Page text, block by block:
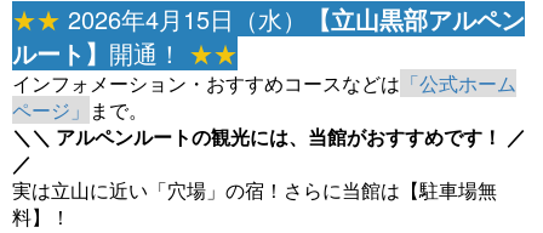
★★ 2026年4月15日（水）
【立山黒部アルペン
ルート】 開通！ ★★
インフォメーション・おすすめコースなどは 「公式ホーム
ページ」 まで。
＼＼ アルペンルートの観光には、当館がおすすめです！ ／
／
実は立山に近い「穴場」の宿！さらに当館は【駐車場無
料】！